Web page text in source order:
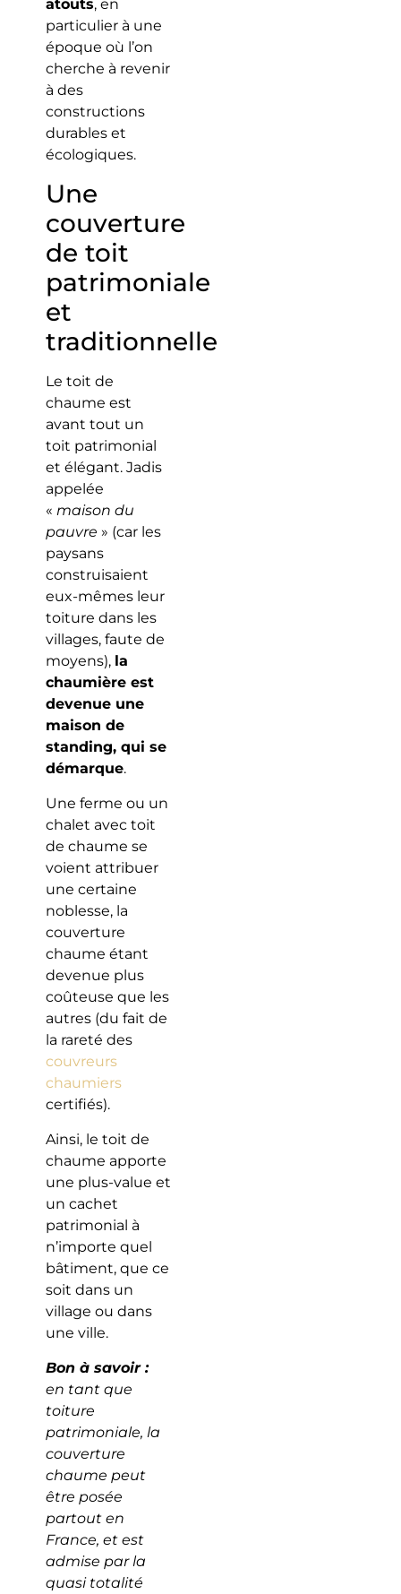
atouts, en
particulier à une
époque où l’on
cherche à revenir
à des
constructions
durables et
écologiques.
Une
couverture
de toit
patrimoniale
et
traditionnelle
Le toit de
chaume est
avant tout un
toit patrimonial
et élégant. Jadis
appelée
« maison du
pauvre » (car les
paysans
construisaient
eux-mêmes leur
toiture dans les
villages, faute de
moyens), la
chaumière est
devenue une
maison de
standing, qui se
démarque.
Une ferme ou un
chalet avec toit
de chaume se
voient attribuer
une certaine
noblesse, la
couverture
chaume étant
devenue plus
coûteuse que les
autres (du fait de
la rareté des
couvreurs
chaumiers
certifiés).
Ainsi, le toit de
chaume apporte
une plus-value et
un cachet
patrimonial à
n’importe quel
bâtiment, que ce
soit dans un
village ou dans
une ville.
Bon à savoir :
en tant que
toiture
patrimoniale, la
couverture
chaume peut
être posée
partout en
France, et est
admise par la
quasi totalité